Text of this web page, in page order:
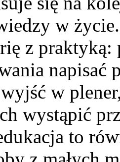
w
z
napisać
w
wystąpić
to